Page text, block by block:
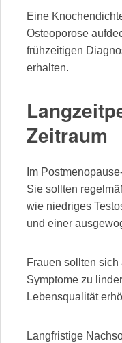
Eine
Osteoporose
frühzeitigen
erhalten.
Zeitraum
Im
Sie sollten
wie niedriges
und einer
Frauen sollten
Symptome zu
Lebensqualität
Langfristige